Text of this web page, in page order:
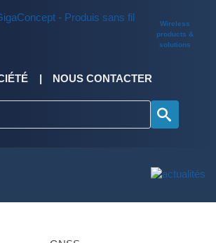
Wireless
products &
solutions
NOUS CONTACTER